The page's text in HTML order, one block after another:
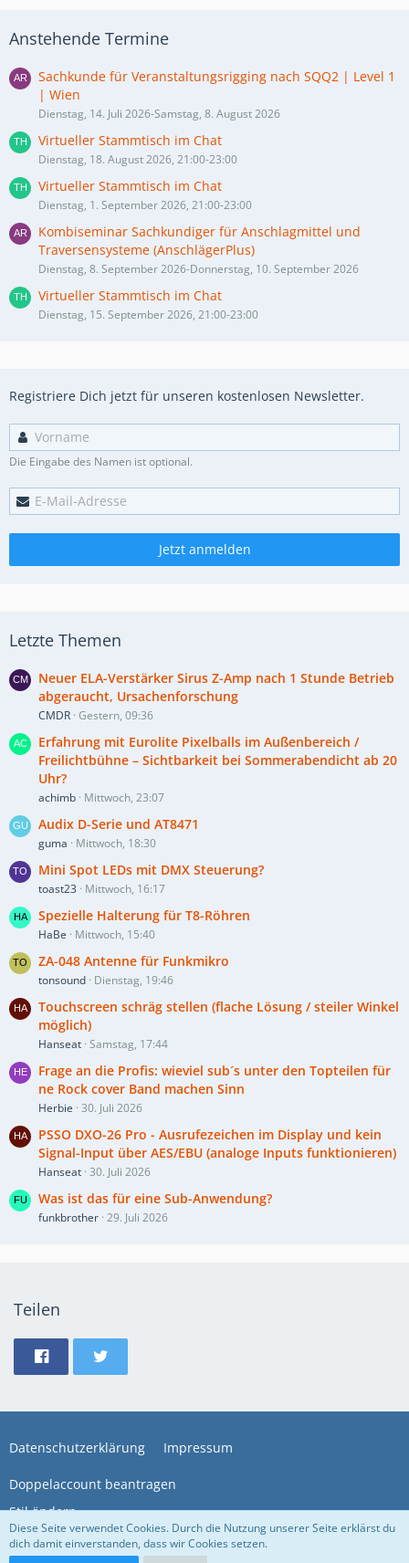
Anstehende Termine
Sachkunde für Veranstaltungsrigging nach SQQ2 | Level 1
| Wien
Dienstag, 14. Juli 2026-Samstag, 8. August 2026
Virtueller Stammtisch im Chat
Dienstag, 18. August 2026, 21:00-23:00
Virtueller Stammtisch im Chat
Dienstag, 1. September 2026, 21:00-23:00
Kombiseminar Sachkundiger für Anschlagmittel und
Traversensysteme (AnschlägerPlus)
Dienstag, 8. September 2026-Donnerstag, 10. September 2026
Virtueller Stammtisch im Chat
Dienstag, 15. September 2026, 21:00-23:00
Registriere Dich jetzt für unseren kostenlosen Newsletter.
Die Eingabe des Namen ist optional.
Jetzt anmelden
Letzte Themen
Neuer ELA-Verstärker Sirus Z-Amp nach 1 Stunde Betrieb
abgeraucht, Ursachenforschung
CMDR Gestern, 09:36
Erfahrung mit Eurolite Pixelballs im Außenbereich /
Freilichtbühne – Sichtbarkeit bei Sommerabendicht ab 20
Uhr?
achimb Mittwoch, 23:07
Audix D-Serie und AT8471
guma Mittwoch, 18:30
Mini Spot LEDs mit DMX Steuerung?
toast23 Mittwoch, 16:17
Spezielle Halterung für T8-Röhren
HaBe Mittwoch, 15:40
ZA-048 Antenne für Funkmikro
tonsound Dienstag, 19:46
Touchscreen schräg stellen (flache Lösung / steiler Winkel
möglich)
Hanseat Samstag, 17:44
Frage an die Profis: wieviel sub´s unter den Topteilen für
ne Rock cover Band machen Sinn
Herbie 30. Juli 2026
PSSO DXO-26 Pro - Ausrufezeichen im Display und kein
Signal-Input über AES/EBU (analoge Inputs funktionieren)
Hanseat 30. Juli 2026
Was ist das für eine Sub-Anwendung?
funkbrother 29. Juli 2026
Teilen
Stil ändern
Datenschutzerklärung Impressum
Doppelaccount beantragen
Diese Seite verwendet Cookies. Durch die Nutzung unserer Seite erklärst du
dich damit einverstanden, dass wir Cookies setzen.